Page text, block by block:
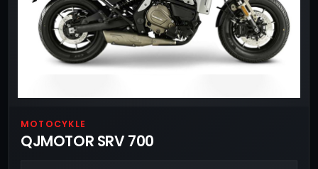
MOTOCYKLE
QJMOTOR SRV 700